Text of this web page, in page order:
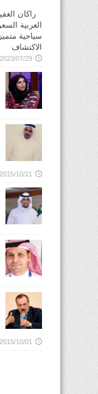
راكان
العربية
سياحية
الاكتشاف
2023/07/29
2015/10/21
2015/10/01